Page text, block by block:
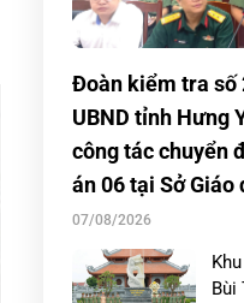
Đoàn kiểm tra số
UBND tỉnh Hưng
công tác chuyển
án 06 tại Sở Giáo
07/08/2026
Bùi